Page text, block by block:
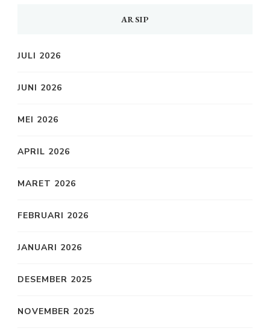
ARSIP
JULI 2026
JUNI 2026
MEI 2026
APRIL 2026
MARET 2026
FEBRUARI 2026
JANUARI 2026
DESEMBER 2025
NOVEMBER 2025